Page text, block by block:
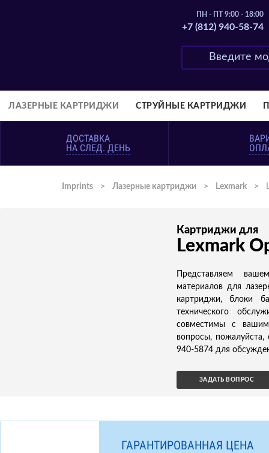
ПН - ПТ 9:00 - 18:00
+7 (812) 940-58-74
ЛАЗЕРНЫЕ КАРТРИДЖИ СТРУЙНЫЕ КАРТРИДЖИ
ДОСТАВКА
НА СЛЕД. ДЕНЬ
Imprints > Лазерные картриджи > Lexmark >
Картриджи для
Lexmark
Представляем
материалов для
картриджи, блоки
технического
совместимы с
вопросы,
940-5874 для
ЗАДАТЬ ВОПРОС
ГАРАНТИРОВАННАЯ ЦЕНА